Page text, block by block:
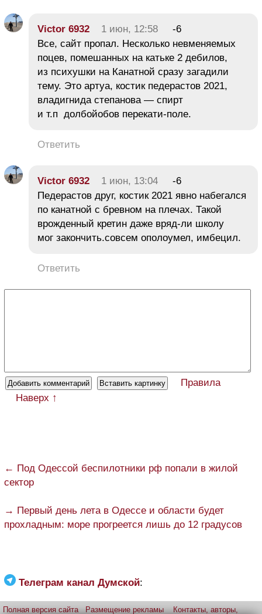
Victor 6932 1 июн, 12:58
-6
Все, сайт пропал. Несколько невменяемых
поцев, помешанных на катьке 2 дебилов,
из психушки на Канатной сразу загадили
тему. Это артуа, костик педерастов 2021,
владигнида степанова — спирт
и т.п долбойобов перекати-поле.
Ответить
Victor 6932 1 июн, 13:04
-6
Педерастов друг, костик 2021 явно набегался
по канатной с бревном на плечах. Такой
врожденный кретин даже вряд-ли школу
мог закончить.совсем ополоумел, имбецил.
Ответить
Правила
Наверх ↑
← Под Одессой беспилотники рф попали в жилой
сектор
→ Первый день лета в Одессе и области будет
прохладным: море прогреется лишь до 12 градусов
Телеграм канал Думской:
Полная версия сайта Размещение рекламы Контакты, авторы,